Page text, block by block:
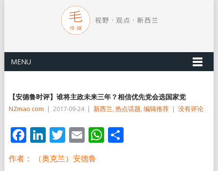
MENU
【安德鲁时评】谁将主政未来三年？相信优先党会选国家党
NZmao com | 2017-09-24 | 新西兰,热点话题,编辑推荐 | 没有评论
Facebook
LinkedIn
Twitter
EmailWhatsApp
分
作者： （奥克兰）安德鲁